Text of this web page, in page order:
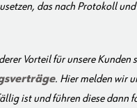
das nach Protokoll
Vorteil für unsere Kunden
. Hier melden wir
ist und führen diese dann